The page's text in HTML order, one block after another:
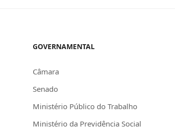
GOVERNAMENTAL
Câmara
Senado
Ministério Público do Trabalho
Ministério da Previdência Social